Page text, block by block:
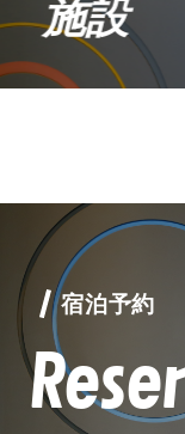
施設
宿泊予約